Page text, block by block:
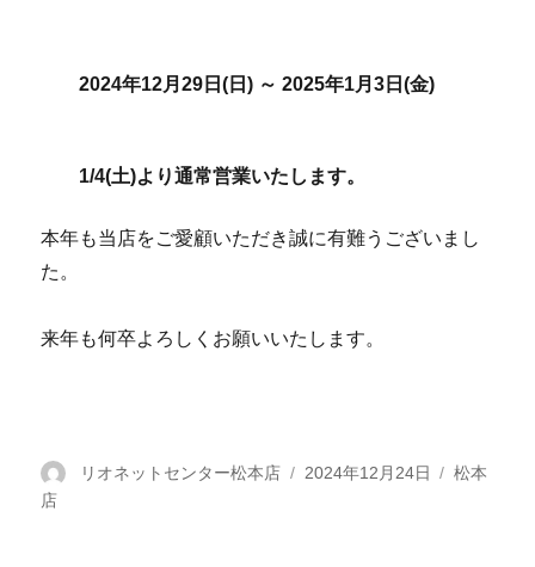
2024年12月29日(日) ～ 2025年1月3日(金)
1/4(土)より通常営業いたします。
本年も当店をご愛顧いただき誠に有難うございまし
た。
来年も何卒よろしくお願いいたします。
投
リオネットセンター松本店
投
2024年12月24日
カ
松本
店